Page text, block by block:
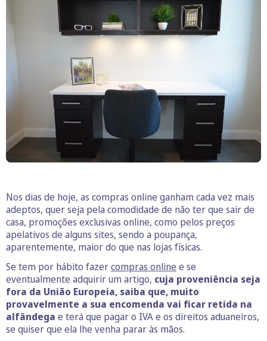
Nos dias de hoje, as compras online ganham cada vez mais
adeptos, quer seja pela comodidade de não ter que sair de
casa, promoções exclusivas online, como pelos preços
apelativos de alguns sites, sendo a poupança,
aparentemente, maior do que nas lojas físicas.
Se tem por hábito fazercompras online e se
eventualmente adquirir um artigo, cuja proveniência seja
fora da União Europeia, saiba que, muito
provavelmente a sua encomenda vai ficar retida na
alfândega e terá que pagar o IVA e os direitos aduaneiros,
se quiser que ela lhe venha parar às mãos.